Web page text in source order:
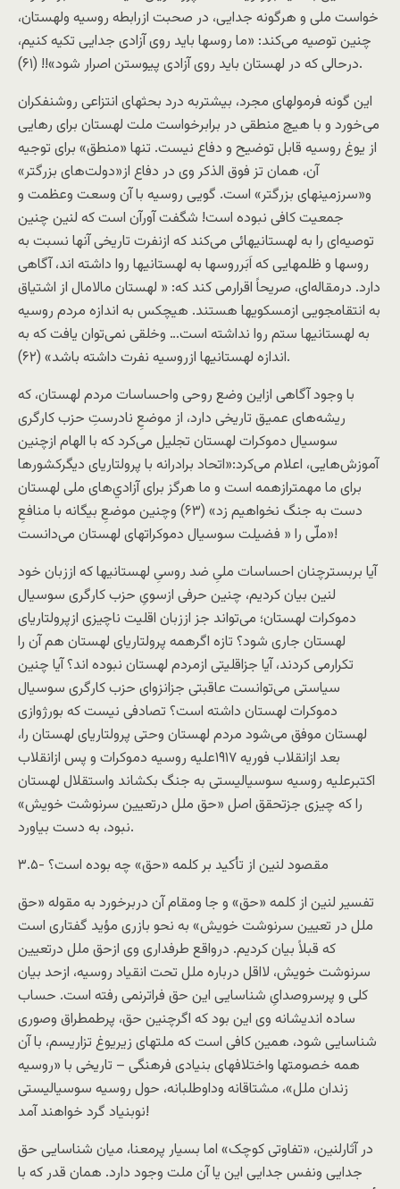
خواست ملی و هرگونه جدايی، در صحبت ازرابطه روسيه ولهستان،
چنين توصيه می‌کند: «ما روسها بايد روی آزادی جدايی تکيه کنيم،
درحالی که در لهستان بايد روی آزادی پيوستن اصرار شود»!! (۶۱).
اين گونه فرمولهای مجرد، بيشتربه درد بحثهای انتزاعی روشنفکران
می‌خورد و با هیچ منطقی در برابرخواست ملت لهستان برای رهايی
از يوغ روسيه قابل توضیح و دفاع نیست. تنها «منطق» برای توجيه
آن، همان تز فوق الذکر وی در دفاع از«دولت‌های بزرگتر»
و«سرزمينهای بزرگتر» است. گويی روسيه با آن وسعت وعظمت و
جمعيت کافی نبوده است! شگفت آورآن است که لنين چنين
توصيه‌ای را به لهستانیهائی می‌کند که ازنفرت تاريخی آنها نسبت به
روسها و ظلمهايی که اَبَرروسها به لهستانیها روا داشته اند، آگاهی
دارد. درمقاله‌ای، صريحاً اقرارمی کند که: « لهستان مالامال از اشتياق
به انتقامجويی ازمسکویها هستند. هيچکس به اندازه مردم روسيه
به لهستانیها ستم روا نداشته است… وخلقی نمی‌توان يافت که به
اندازه لهستانیها ازروسيه نفرت داشته باشد» (۶۲).
با وجود آگاهی ازاين وضع روحی واحساسات مردم لهستان، که
ريشه‌های عميق تاريخی دارد، از موضعِ نادرستِ حزب کارگری
سوسيال دموکرات لهستان تجليل می‌کرد که با الهام ازچنين
آموزش‌هايی، اعلام می‌کرد:«اتحاد برادرانه با پرولتاريای ديگرکشورها
برای ما مهمترازهمه است و ما هرگز برای آزادي‌های ملی لهستان
دست به جنگ نخواهيم زد» (۶۳) وچنین موضعِ بیگانه با منافعِ
ملّی را « فضيلت سوسيال دموکراتهای لهستان می‌دانست»!
آيا بربسترچنان احساسات ملیِ ضد روسیِ لهستانیها که اززبان خود
لنین بیان کردیم، چنين حرفی ازسویِ حزب کارگری سوسيال
دموکرات لهستان؛ می‌تواند جز اززبان اقليت ناچيزی ازپرولتاريای
لهستان جاری شود؟ تازه اگرهمه پرولتاريای لهستان هم آن را
تکرارمی کردند، آيا جزاقليتی ازمردم لهستان نبوده اند؟ آيا چنين
سياستی می‌توانست عاقبتی جزانزوای حزب کارگری سوسيال
دموکرات لهستان داشته است؟ تصادفی نيست که بورژوازی
لهستان موفق می‌شود مردم لهستان وحتی پرولتاريای لهستان را،
بعد ازانقلاب فوريه ۱۹۱۷عليه روسيه دموکرات و پس ازانقلاب
اکتبرعليه روسيه سوسياليستی به جنگ بکشاند واستقلال لهستان
را که چيزی جزتحقق اصل «حق ملل درتعيين سرنوشت خويش»
نبود، به دست بیاورد.
۳.۵- مقصود لنين از تأکيد بر کلمه «حق» چه بوده است؟
تفسير لنين از کلمه «حق» و جا ومقام آن دربرخورد به مقوله «حق
ملل در تعيين سرنوشت خويش» به نحو بازری مؤيد گفتاری است
که قبلاً بيان کرديم. درواقع طرفداری وی ازحق ملل درتعيين
سرنوشت خويش، لااقل درباره ملل تحت انقیاد روسیه، ازحد بيان
کلی و پرسروصدایِ شناسايی اين حق فراترنمی رفته است. حساب
ساده اندیشانه وی اين بود که اگرچنین حق، پرطمطراق وصوری
شناسایی شود، همين کافی است که ملتهای زیریوغ تزاریسم، با آن
همه خصومتها واختلافهای بنيادی فرهنگی – تاريخی با «روسيه
زندان ملل»، مشتاقانه وداوطلبانه، حول روسيه سوسياليستی
نوبنياد گرد خواهند آمد!
در آثارلنين، «تفاوتی کوچک» اما بسيار پرمعنا، ميان شناسايی حق
جدايی ونفس جدايی اين يا آن ملت وجود دارد. همان قدر که با